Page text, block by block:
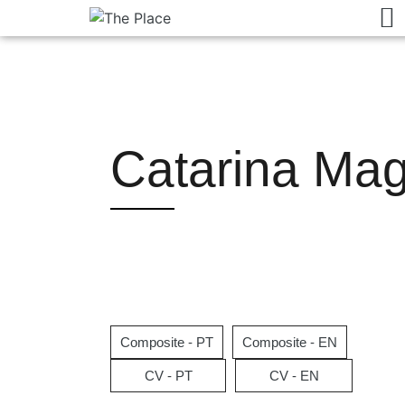
Catarina
Composite - PT Composite - EN
CV - PT CV - EN